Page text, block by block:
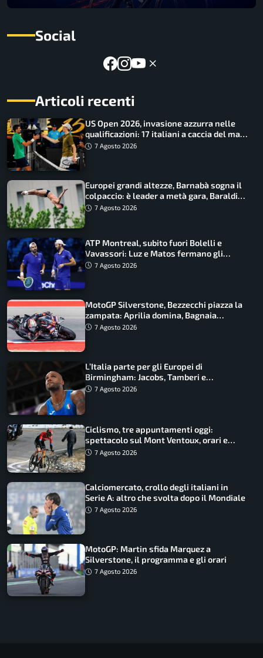
Social
Articoli recenti
US Open 2026, invasione azzurra nelle
qualificazioni: 17 italiani a caccia del main
draw7 Agosto 2026
Europei grandi altezze, Barnabà sogna il
colpaccio: è leader a metà gara, Baraldi
ancora in corsa
7 Agosto 2026
ATP Montreal, subito fuori Bolelli e
Vavassori: Luz e Matos fermano gli
azzurri
7 Agosto 2026
MotoGP Silverstone, Bezzecchi piazza la
zampata: Aprilia domina, Bagnaia
costretto al Q1
7 Agosto 2026
L’Italia parte per gli Europei di
Birmingham: Jacobs, Tamberi e
Battocletti guidano una spedizione
7 Agosto 2026
Ciclismo, tre appuntamenti oggi:
spettacolo sul Mont Ventoux, orari e
come vederli
7 Agosto 2026
Calciomercato, crollo degli italiani in
Serie A: altro che svolta dopo il Mondiale
7 Agosto 2026
MotoGP: Martin sfida Marquez a
Silverstone, il programma e gli orari
7 Agosto 2026